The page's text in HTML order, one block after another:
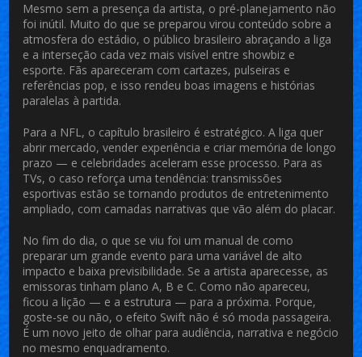
Mesmo sem a presença da artista, o pré-planejamento não
foi inútil. Muito do que se preparou virou conteúdo sobre a
atmosfera do estádio, o público brasileiro abraçando a liga
e a interseção cada vez mais visível entre showbiz e
esporte. Fãs apareceram com cartazes, pulseiras e
referências pop, e isso rendeu boas imagens e histórias
paralelas à partida.
Para a NFL, o capítulo brasileiro é estratégico. A liga quer
abrir mercado, vender experiência e criar memória de longo
prazo — e celebridades aceleram esse processo. Para as
TVs, o caso reforça uma tendência: transmissões
esportivas estão se tornando produtos de entretenimento
ampliado, com camadas narrativas que vão além do placar.
No fim do dia, o que se viu foi um manual de como
preparar um grande evento para uma variável de alto
impacto e baixa previsibilidade. Se a artista aparecesse, as
emissoras tinham plano A, B e C. Como não apareceu,
ficou a lição — e a estrutura — para a próxima. Porque,
goste-se ou não, o efeito Swift não é só moda passageira.
É um novo jeito de olhar para audiência, narrativa e negócio
no mesmo enquadramento.